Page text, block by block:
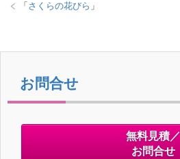
o
「 さくらの花びら 」
お問合せ
無料見積／
お問合せ